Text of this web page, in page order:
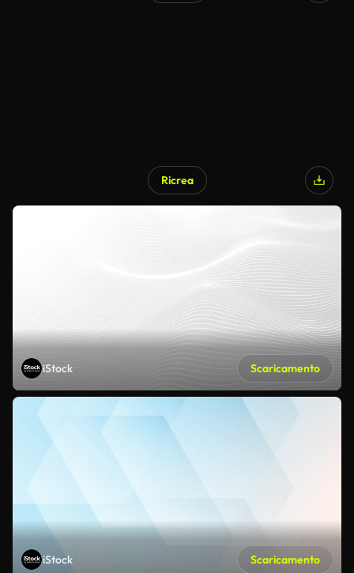
Ricrea
iStock Scaricamento
iStock Scaricamento